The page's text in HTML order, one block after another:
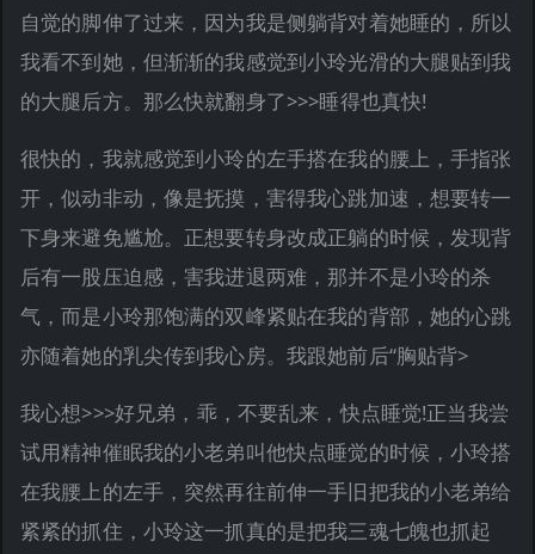
自觉的脚伸了过来，因为我是侧躺背对着她睡的，所以
我看不到她，但渐渐的我感觉到小玲光滑的大腿贴到我
的大腿后方。那么快就翻身了>>>睡得也真快!
很快的，我就感觉到小玲的左手搭在我的腰上，手指张
开，似动非动，像是抚摸，害得我心跳加速，想要转一
下身来避免尴尬。正想要转身改成正躺的时候，发现背
后有一股压迫感，害我进退两难，那并不是小玲的杀
气，而是小玲那饱满的双峰紧贴在我的背部，她的心跳
亦随着她的乳尖传到我心房。我跟她前后“胸贴背>
我心想>>>好兄弟，乖，不要乱来，快点睡觉!正当我尝
试用精神催眠我的小老弟叫他快点睡觉的时候，小玲搭
在我腰上的左手，突然再往前伸一手旧把我的小老弟给
紧紧的抓住，小玲这一抓真的是把我三魂七魄也抓起